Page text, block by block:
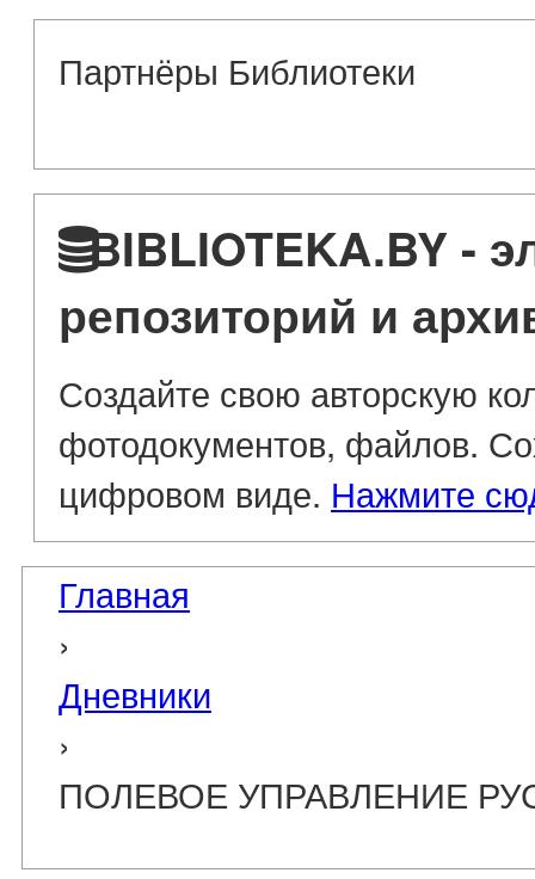
Партнёры Библиотеки
BIBLIOTEKA.BY -
репозиторий и
Создайте свою авторскую
фотодокументов, файлов.
цифровом виде. Нажмите
Главная
›
Дневники
›
ПОЛЕВОЕ УПРАВЛЕНИЕ